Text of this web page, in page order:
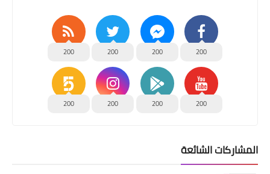
عالم السيو
موضة
مطبخ
منوعات
200
200
200
200
200
200
200
200
المشاركات الشائعة